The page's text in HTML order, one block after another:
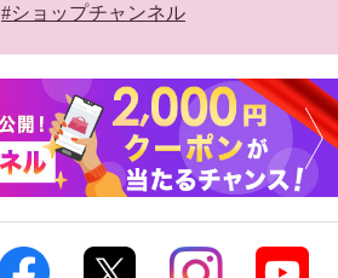
#ショップチャンネル